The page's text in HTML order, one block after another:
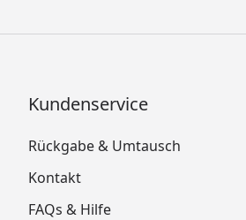
Kundenservice
Rückgabe & Umtausch
Kontakt
FAQs & Hilfe